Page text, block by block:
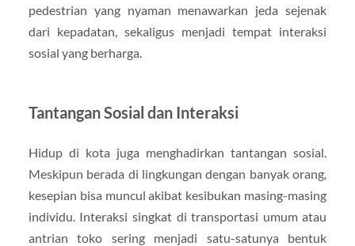
pedestrian yang nyaman menawarkan jeda sejenak
dari kepadatan, sekaligus menjadi tempat interaksi
sosial yang berharga.
Tantangan Sosial dan Interaksi
Hidup di kota juga menghadirkan tantangan sosial.
Meskipun berada di lingkungan dengan banyak orang,
kesepian bisa muncul akibat kesibukan masing-masing
individu. Interaksi singkat di transportasi umum atau
antrian toko sering menjadi satu-satunya bentuk